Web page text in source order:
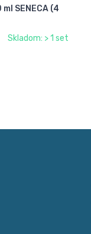
SENECA (4
Skladom: > 1 set